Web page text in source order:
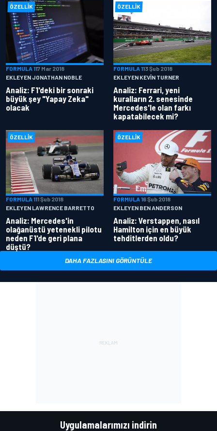
ÖZELLIK
FORMULA 117 Mar 2018
EKLEYEN JONATHAN NOBLE
Analiz: F1'deki bir sonraki
büyük şey "Yapay Zeka"
olacak
ÖZELLIK
FORMULA 113 Şub 2018
EKLEYEN KEVIN TURNER
Analiz: Ferrari, yeni
kuralların 2. senesinde
Mercedes'le olan farkı
kapatabilecek mi?
ÖZELLIK
FORMULA 111 Şub 2018
EKLEYEN LAWRENCE BARRETTO
Analiz: Mercedes'in
olağanüstü yetenekli pilotu
neden F1'de geri plana
düştü?
ÖZELLIK
FORMULA 16 Şub 2018
EKLEYEN BEN ANDERSON
Analiz: Verstappen, nasıl
Hamilton için en büyük
tehditlerden oldu?
DAHA FAZLASINI GÖRÜNTÜLE
Uygulamalarımızı indirin